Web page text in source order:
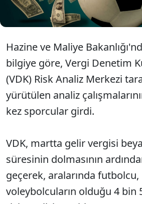
futbolcunun 70 milyon lira
Hazine ve Maliye
bilgiye göre, Vergi Denetim
(VDK) Risk Analiz Merkezi
yürütülen analiz
kez sporcular girdi.
VDK, martta gelir vergisi
süresinin dolmasının
geçerek, aralarında
voleybolcuların olduğu 4 bin